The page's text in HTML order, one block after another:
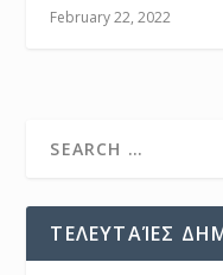
February 22, 2022
ΤΕΛΕΥΤΑΊΕΣ